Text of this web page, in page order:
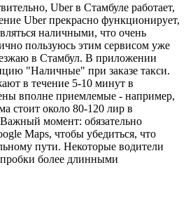
Uber в Стамбуле работает,
Uber прекрасно функционирует,
наличными, что очень
пользуюсь этим сервисом уже
в Стамбул. В приложении
"Наличные" при заказе такси.
в течение 5-10 минут в
вполне приемлемые - например,
стоит около 80-120 лир в
момент: обязательно
Maps, чтобы убедиться, что
пути. Некоторые водители
пробки более длинными